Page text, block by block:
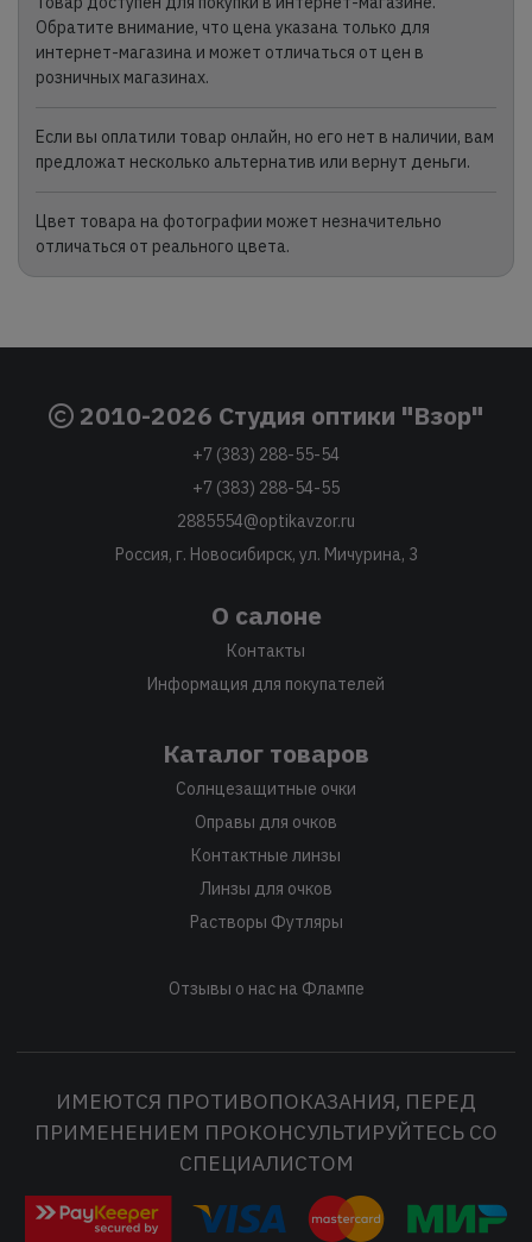
Обратите внимание, что цена указана только для
интернет-магазина и может отличаться от цен в
розничных магазинах.
Если вы оплатили товар онлайн, но его нет в наличии, вам
предложат несколько альтернатив или вернут деньги.
Цвет товара на фотографии может незначительно
отличаться от реального цвета.
2010-2026 Студия оптики "Взор"
+7 (383) 288-55-54
+7 (383) 288-54-55
2885554@optikavzor.ru
Россия, г. Новосибирск, ул. Мичурина, 3
О салоне
Контакты
Информация для покупателей
Каталог товаров
Солнцезащитные очки
Оправы для очков
Контактные линзы
Линзы для очков
Растворы Футляры
Отзывы о нас на Флампе
ИМЕЮТСЯ ПРОТИВОПОКАЗАНИЯ, ПЕРЕД
ПРИМЕНЕНИЕМ ПРОКОНСУЛЬТИРУЙТЕСЬ СО
СПЕЦИАЛИСТОМ